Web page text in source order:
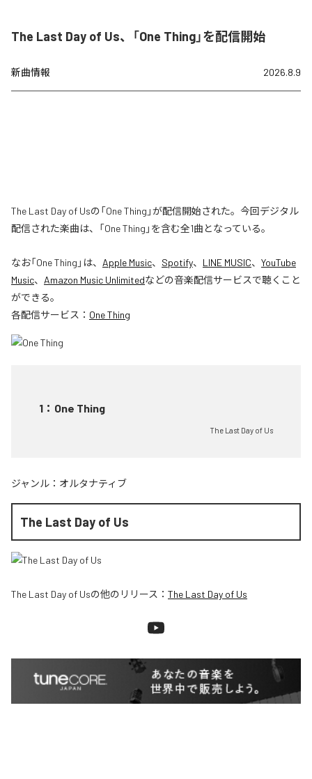
The Last Day of Us、「One Thing」を配信開始
新曲情報 2026.8.9
The Last Day of Usの「One Thing」が配信開始された。今回デジタル
配信された楽曲は、「One Thing」を含む全1曲となっている。
なお「One Thing 」は、 Apple Music、 Spotify、 LINE MUSIC、 YouTube
Music、 Amazon Music Unlimitedなどの音楽配信サービスで聴くこと
ができる。
各配信サービス： One Thing
1 ： One Thing
The Last Day of Us
ジャンル： オルタナティブ
The Last Day of Us
The Last Day of Usの他のリリース： The Last Day of Us